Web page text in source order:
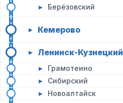
▸ Берёзовский
▸ Кемерово
▸ Ленинск-Кузнецкий
▸ Грамотеино
▸ Сибирский
▸ Новоалтайск